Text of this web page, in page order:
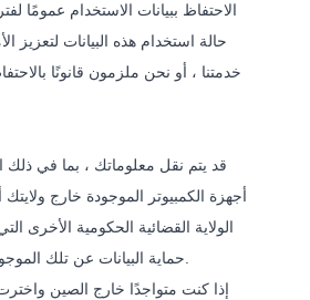
الاحتفاظ ببيانات الاستخدام عمومًا
حالة استخدام هذه البيانات لتعزيز
خدمتنا ، أو نحن ملزمون قانونًا
قد يتم نقل معلوماتك ، بما في ذلك
أجهزة الكمبيوتر الموجودة خارج
الولاية القضائية الحكومية الأخرى
حماية البيانات عن تلك الموجودة في ولايتك القضائية.
إذا كنت متواجدًا خارج الصين